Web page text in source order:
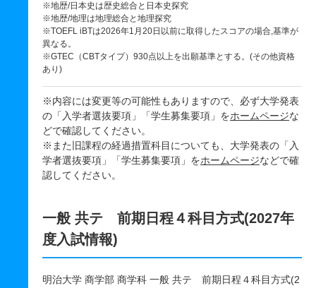
※地歴/日本史は歴史総合と日本史探究
※地歴/地理は地理総合と地理探究
※TOEFL iBTは2026年1月20日以前に取得したスコアの場合,基準が
異なる。
※GTEC（CBTタイプ）930点以上を出願基準とする。(その他資格
あり)
※内容には変更等の可能性もありますので、必ず大学発表
の「入学者選抜要項」「学生募集要項」をホームページな
どで確認してください。
※また旧課程の経過措置科目についても、大学発表の「入
学者選抜要項」「学生募集要項」をホームページなどで確
認してください。
一般 共テ 前期日程４科目方式(2027年
度入試情報)
明治大学 商学部 商学科 一般 共テ 前期日程４科目方式(2